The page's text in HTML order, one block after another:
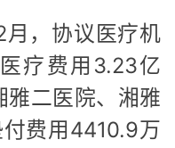
，协议医疗机
疗费用3.23亿
雅二医院、湘雅
费用4410.9万